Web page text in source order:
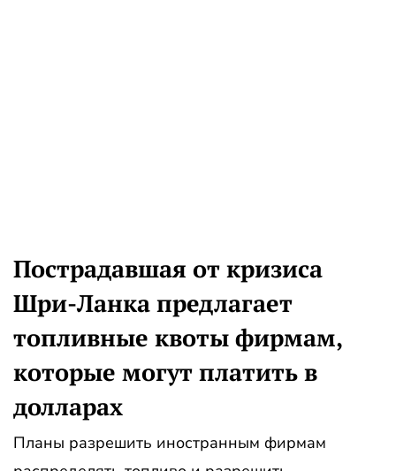
Пострадавшая от кризиса
Шри-Ланка предлагает
топливные квоты фирмам,
которые могут платить в
долларах
Планы разрешить иностранным фирмам